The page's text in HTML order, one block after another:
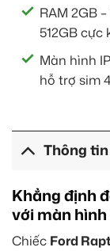
RAM 2GB
512GB cực
Màn hình
hỗ trợ sim
Thông
Khẳng định
với màn
Chiếc Ford